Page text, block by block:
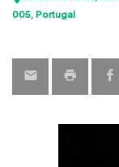
005 Portugal